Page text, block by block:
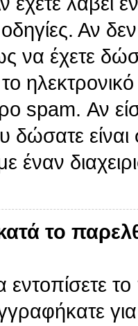
Αν
να έχετε
spam. Αν
δώσατε
έναν
το